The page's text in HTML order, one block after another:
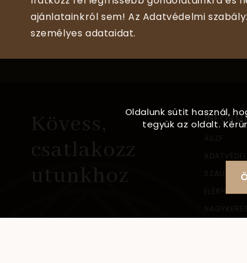
ajánlatainkról sem! Az Adatvédelmi
személyes adataidat.
Kövess,
csatlakozz
utunkhoz
ÁSZF
Oldalunk sütit használ,
tegyük az oldalt.